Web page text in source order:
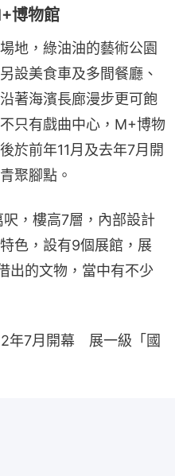
博物館
地，綠油油的藝術公園
設美食車及多間餐廳、
著海濱長廊漫步更可飽
只有戲曲中心，M+博物
於前年11月及去年7月開
聚腳點。
，樓高7層，內部設計
色，設有9個展館，展
出的文物，當中有不少
年7月開幕 展一級「國